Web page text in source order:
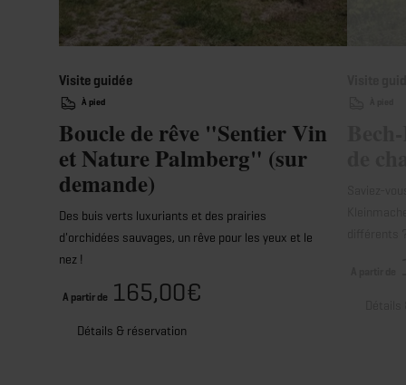
Visite guidée
À pied
Boucle de rêve "Sentier Vin
et Nature Palmberg" (sur
demande)
Des buis verts luxuriants et des prairies
d'orchidées sauvages, un rêve pour les yeux et le
nez !
Détails & réservation
A partir de 165,00€